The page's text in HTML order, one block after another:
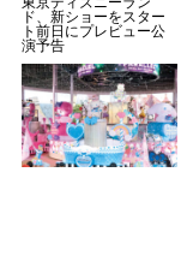
ド、新ショーをスター
ト前日にプレビュー公
演予告